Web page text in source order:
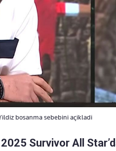
bosanma sebebini açikladi
Survivor All